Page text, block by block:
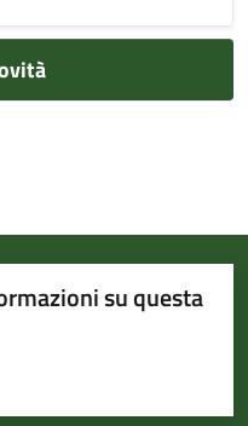
su questa
5